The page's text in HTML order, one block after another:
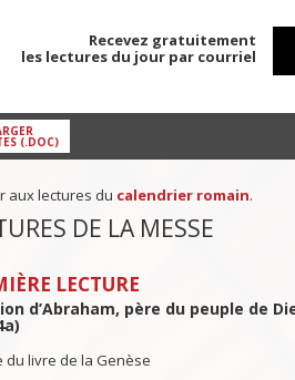
Recevez gratuitement
les lectures du jour par courriel
(.DOC)
aux lectures du calendrier romain.
DE LA MESSE
LECTURE
d’Abraham, père du peuple de
du livre de la Genèse